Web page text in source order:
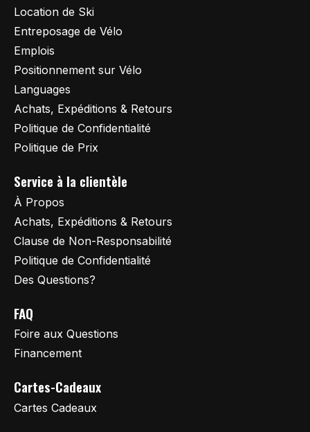
Location de Ski
Entreposage de Vélo
Emplois
Positionnement sur Vélo
Languages
Achats, Expéditions & Retours
Politique de Confidentialité
Politique de Prix
Service à la clientèle
À Propos
Achats, Expéditions & Retours
Clause de Non-Responsabilité
Politique de Confidentialité
Des Questions?
FAQ
Foire aux Questions
Financement
Cartes-Cadeaux
Cartes Cadeaux